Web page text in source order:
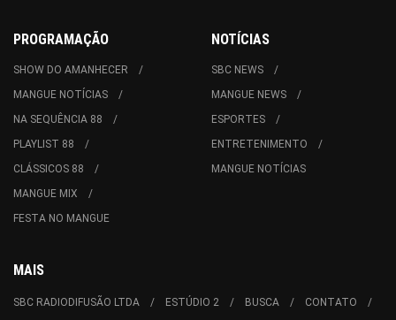
PROGRAMAÇÃO
SHOW DO AMANHECER
MANGUE NOTÍCIAS
NA SEQUÊNCIA 88
PLAYLIST 88
CLÁSSICOS 88
MANGUE MIX
FESTA NO MANGUE
NOTÍCIAS
SBC NEWS
MANGUE NEWS
ESPORTES
ENTRETENIMENTO
MANGUE NOTÍCIAS
MAIS
SBC RADIODIFUSÃO LTDA ESTÚDIO 2 BUSCA
CONTATO